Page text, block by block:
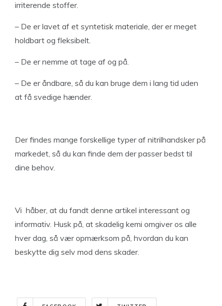
irriterende stoffer.
– De er lavet af et syntetisk materiale, der er meget
holdbart og fleksibelt.
– De er nemme at tage af og på.
– De er åndbare, så du kan bruge dem i lang tid uden
at få svedige hænder.
Der findes mange forskellige typer af nitrilhandsker på
markedet, så du kan finde dem der passer bedst til
dine behov.
Vi håber, at du fandt denne artikel interessant og
informativ. Husk på, at skadelig kemi omgiver os alle
hver dag, så vær opmærksom på, hvordan du kan
beskytte dig selv mod dens skader.